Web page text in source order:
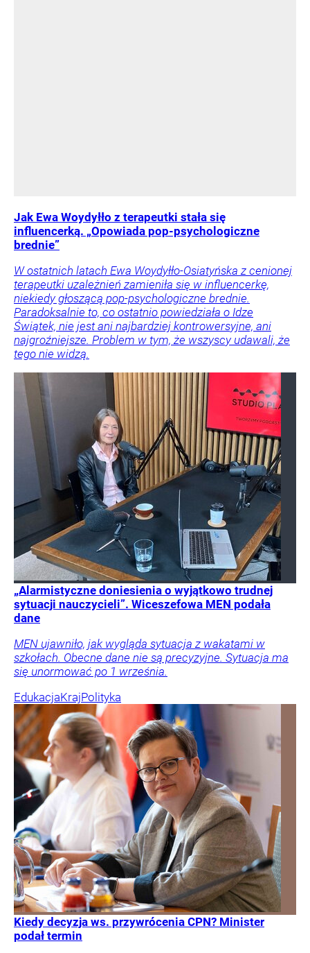
Jak Ewa Woydyłło z terapeutki stała się
influencerką. „Opowiada pop-psychologiczne
brednie”
W ostatnich latach Ewa Woydyłło-Osiatyńska z cenionej
terapeutki uzależnień zamieniła się w influencerkę,
niekiedy głoszącą pop-psychologiczne brednie.
Paradoksalnie to, co ostatnio powiedziała o Idze
Świątek, nie jest ani najbardziej kontrowersyjne, ani
najgroźniejsze. Problem w tym, że wszyscy udawali, że
tego nie widzą.
„Alarmistyczne doniesienia o wyjątkowo trudnej
sytuacji nauczycieli”. Wiceszefowa MEN podała
dane
MEN ujawniło, jak wygląda sytuacja z wakatami w
szkołach. Obecne dane nie są precyzyjne. Sytuacja ma
się unormować po 1 września.
EdukacjaKrajPolityka
Kiedy decyzja ws. przywrócenia CPN? Minister
podał termin